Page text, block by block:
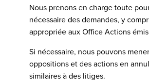
Nous prenons en charge toute
nécessaire des demandes, y
appropriée aux Office Actions
Si nécessaire, nous pouvons
oppositions et des actions en
similaires à des litiges.